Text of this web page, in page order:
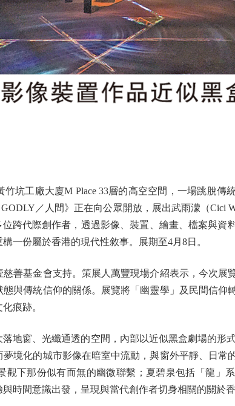
工廠大廈M Place 33層的高空空間，一場跳脫傳
／人間》正在向公眾開放，展出武雨濛（Cici
跨代際創作者，透過影像、裝置、繪畫、檔案與資
一份屬於香港的現代性敘事。展期至4月8日。
基金會支持。策展人萬豐現場介紹表示，今次展
與傳統信仰的關係。展覽將「幽靈學」及民間信仰
痕跡。
窗、光纖通透的空間，內部以近似黑盒劇場的形式
境化的城市影像在暗室中流動，與窗外平靜、日常
觀下那份似有而無的幽微聯繫；夏碧泉包括「龍」
時間意識出發，呈現與當代創作者切身相關的關於